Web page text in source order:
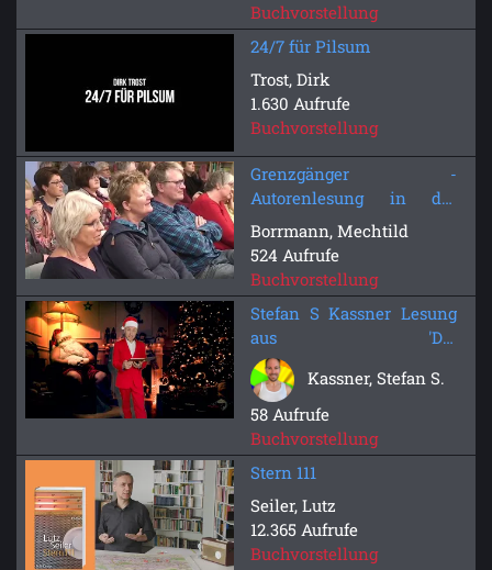
Buchvorstellung
24/7 für Pilsum
Trost, Dirk
1.630 Aufrufe
Buchvorstellung
Grenzgänger -
Autorenlesung in der
Stadtbibliothek
Borrmann, Mechtild
524 Aufrufe
Buchvorstellung
Stefan S Kassner Lesung
aus 'Die
Weihnachtsagenten'
Ashera VerlagKassner, Stefan S.
58 Aufrufe
Buchvorstellung
Stern 111
Seiler, Lutz
12.365 Aufrufe
Buchvorstellung